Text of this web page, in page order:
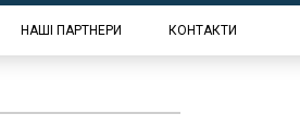
НАШІ ПАРТНЕРИ КОНТАКТИ